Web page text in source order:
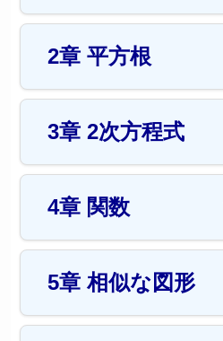
2章 平方根
3章 2次方程式
4章 関数
5章 相似な図形